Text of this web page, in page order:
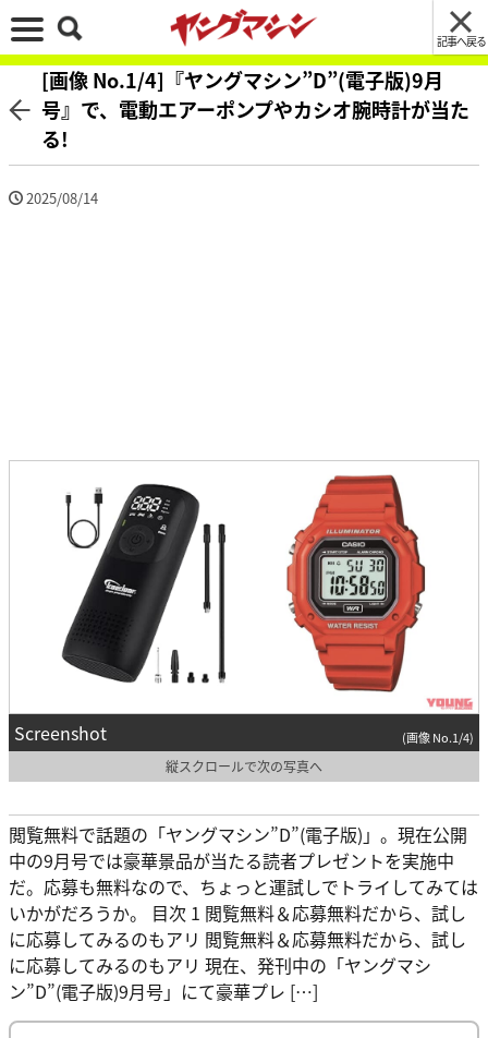
記事へ戻る
[画像 No.1/4]『ヤングマシン”D”(電子版)9月
号』で、電動エアーポンプやカシオ腕時計が当た
る!
2025/08/14
Screenshot (画像 No.1/4)
縦スクロールで次の写真へ
閲覧無料で話題の「ヤングマシン”D”(電子版)」。現在公開
中の9月号では豪華景品が当たる読者プレゼントを実施中
だ。応募も無料なので、ちょっと運試しでトライしてみては
いかがだろうか。 目次 1 閲覧無料＆応募無料だから、試し
に応募してみるのもアリ 閲覧無料＆応募無料だから、試し
に応募してみるのもアリ 現在、発刊中の「ヤングマシ
ン”D”(電子版)9月号」にて豪華プレ […]